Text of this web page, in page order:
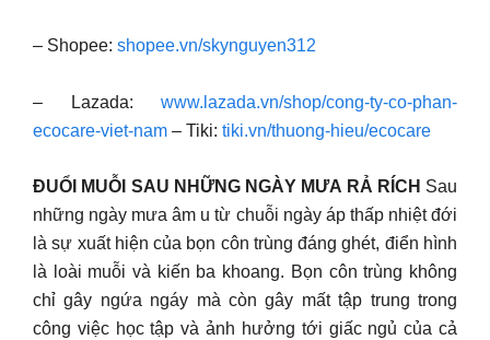
– Shopee: shopee.vn/skynguyen312
– Lazada: www.lazada.vn/shop/cong-ty-co-phan-
ecocare-viet-nam – Tiki: tiki.vn/thuong-hieu/ecocare
ĐUỔI MUỖI SAU NHỮNG NGÀY MƯA RẢ RÍCH Sau
những ngày mưa âm u từ chuỗi ngày áp thấp nhiệt đới
là sự xuất hiện của bọn côn trùng đáng ghét, điển hình
là loài muỗi và kiến ba khoang. Bọn côn trùng không
chỉ gây ngứa ngáy mà còn gây mất tập trung trong
công việc học tập và ảnh hưởng tới giấc ngủ của cả